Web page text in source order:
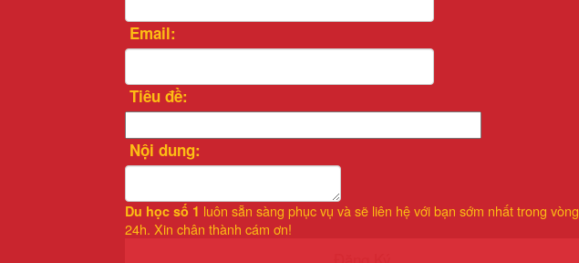
Email:
Tiêu đề:
Nội dung:
Du học số 1 luôn sẵn sàng phục vụ và sẽ liên hệ với bạn sớm nhất trong vòng
24h. Xin chân thành cám ơn!